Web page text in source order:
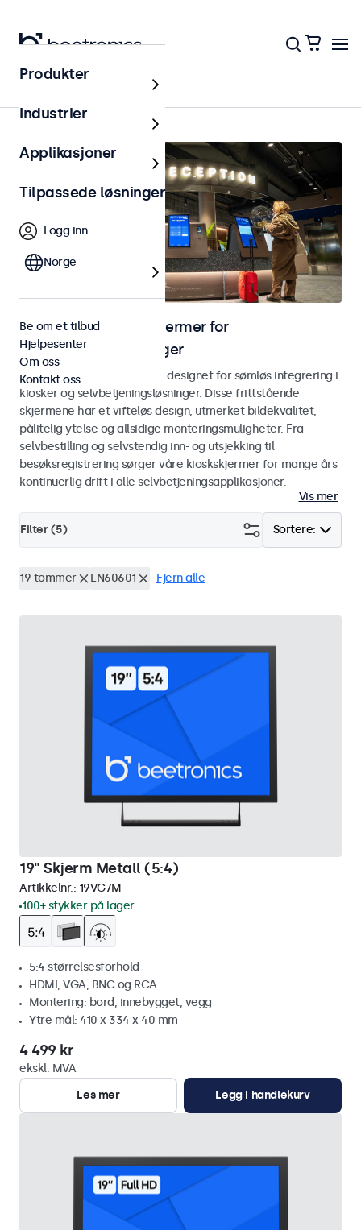
Kiosk og selvbetjening
Skjermer og touchskjermer for
selvbetjeningsløsninger
Skjermer og touchskjermer designet for sømløs integrering i
kiosker og selvbetjeningsløsninger. Disse frittstående
skjermene har et vifteløs design, utmerket bildekvalitet,
pålitelig ytelse og allsidige monteringsmuligheter. Fra
selvbestilling og selvstendig inn- og utsjekking til
besøksregistrering sørger våre kioskskjermer for mange års
kontinuerlig drift i alle selvbetjeningsapplikasjoner.
Vis mer
Sortere:
Filter (5)
19 tommer EN60601 Fjern alle
19" Skjerm Metall (5:4)
Artikkelnr.: 19VG7M
100+ stykker på lager
5:4 størrelsesforhold
HDMI, VGA, BNC og RCA
Montering: bord, innebygget, vegg
Ytre mål: 410 x 334 x 40 mm
4 499 kr
ekskl. MVA
Les mer
Legg i handlekurv
Produkter
Industrier
Applikasjoner
Tilpassede løsninger
Logg inn
Norge
Be om et tilbud
Hjelpesenter
Om oss
Kontakt oss